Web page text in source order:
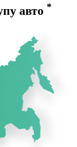
авто *